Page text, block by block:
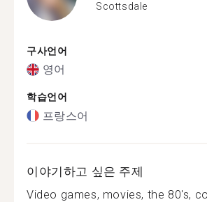
Scottsdale
구사언어
영어
학습언어
프랑스어
이야기하고 싶은 주제
Video games, movies, the 80's,